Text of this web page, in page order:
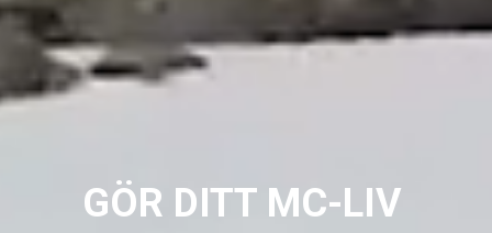
GÖR DITT MC-LIV